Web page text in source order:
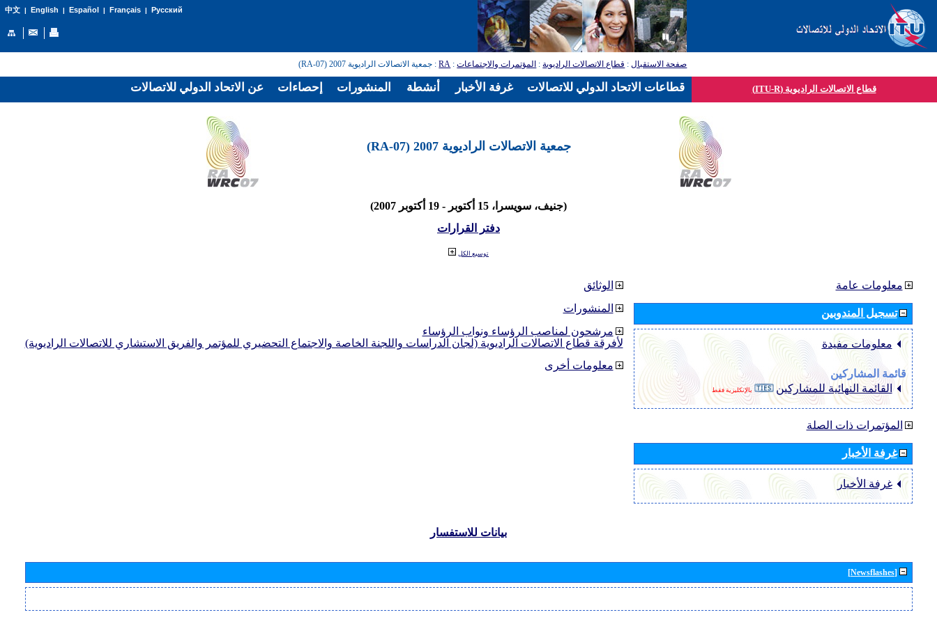
中文| English | Español | Français| Русский
صفحة الاستقبال: قطاع الاتصالات الراديوية: المؤتمرات والاجتماعات:
RA: جمعية الاتصالات الراديوية 2007 (RA-07)
قطاع الاتصالات الراديوية (ITU-R)
جمعية الاتصالات الراديوية 2007 (RA-07)
(جنيف، سويسرا، 15 أكتوبر - 19 أكتوبر 2007)
دفتر القرارات
توسيع الكل
الوثائق
المنشورات
مرشحون لمناصب الرؤساء ونواب الرؤساء
لأفرقة قطاع الاتصالات الراديوية (لجان الدراسات واللجنة الخاصة والاجتماع التحضيري للمؤتمر والفريق الاستشاري للاتصالات الراديوية)
معلومات أخرى
معلومات عامة
تسجيل المندوبين
معلومات مفيدة
قائمة المشاركين
القائمة النهائية للمشاركين
بالإنكليزية فقط
المؤتمرات ذات الصلة
غرفة الأخبار
غرفة الأخبار
بيانات للاستفسار
[Newsflashes]
عن الاتحاد الدولي للاتصالات إحصاءات المنشورات أنشطة غرفة الأخبار قطاعات الاتحاد الدولي للاتصالات